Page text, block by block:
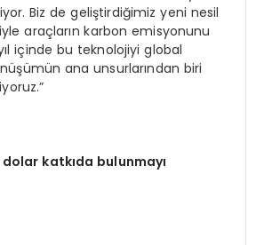
Biz de geliştirdiğimiz yeni nesil
araçların karbon emisyonunu
içinde bu teknolojiyi global
ana unsurlarından biri
katkıda bulunmayı